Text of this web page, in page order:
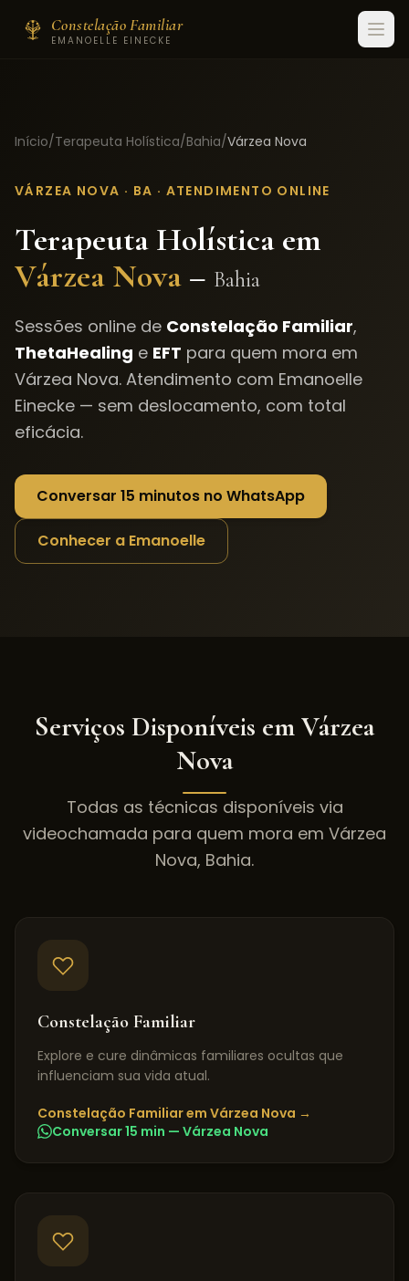
Constelação Familiar
EMANOELLE EINECKE
Início/Terapeuta Holística/Bahia/Várzea Nova
VÁRZEA NOVA · BA · ATENDIMENTO ONLINE
Terapeuta Holística em
Várzea Nova – Bahia
Sessões online de Constelação Familiar,
ThetaHealing e EFT para quem mora em
Várzea Nova. Atendimento com Emanoelle
Einecke — sem deslocamento, com total
eficácia.
Conversar 15 minutos no WhatsApp
Conhecer a Emanoelle
Serviços Disponíveis emVárzea
Nova
Todas as técnicas disponíveis via
videochamada para quem mora em Várzea
Nova, Bahia.
Constelação Familiar
Explore e cure dinâmicas familiares ocultas que
influenciam sua vida atual.
Constelação Familiarem Várzea Nova →
Conversar 15 min — Várzea Nova